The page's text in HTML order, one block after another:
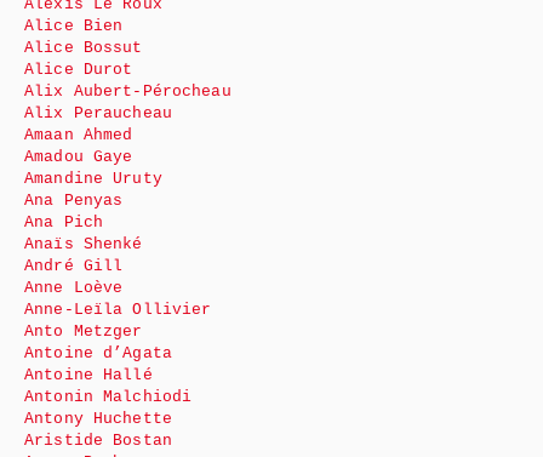
Alexis Le Roux
Alice Bien
Alice Bossut
Alice Durot
Alix Aubert-Pérocheau
Alix Peraucheau
Amaan Ahmed
Amadou Gaye
Amandine Uruty
Ana Penyas
Ana Pich
Anaïs Shenké
André Gill
Anne Loève
Anne-Leïla Ollivier
Anto Metzger
Antoine d’Agata
Antoine Hallé
Antonin Malchiodi
Antony Huchette
Aristide Bostan